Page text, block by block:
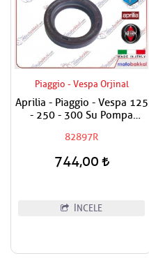
Piaggio - Vespa Orjinal
Aprilia - Piaggio - Vespa 125
- 250 - 300 Su Pompa
82897R
744,00
İNCELE